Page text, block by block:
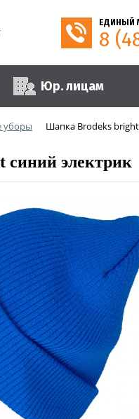
ЕДИНЫЙ
8
Юр. лицам
уборы Шапка Brodeks
электрик